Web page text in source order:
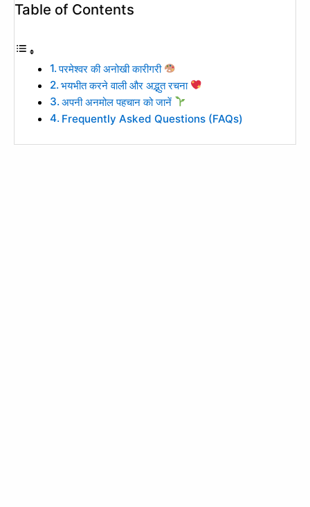
Table of Contents
परमेश्वर की अनोखी कारीगरी
भयभीत करने वाली और अद्भुत रचना
अपनी अनमोल पहचान को जानें
Frequently Asked Questions (FAQs)